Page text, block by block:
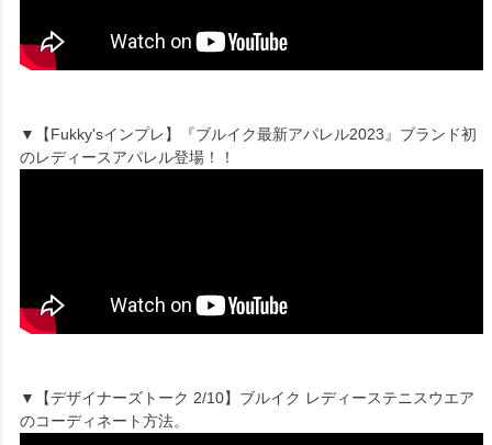
▼【Fukky'sインプレ】『ブルイク最新アパレル2023』ブランド初
のレディースアパレル登場！！
▼【デザイナーズトーク 2/10】ブルイク レディーステニスウエア
のコーディネート方法。